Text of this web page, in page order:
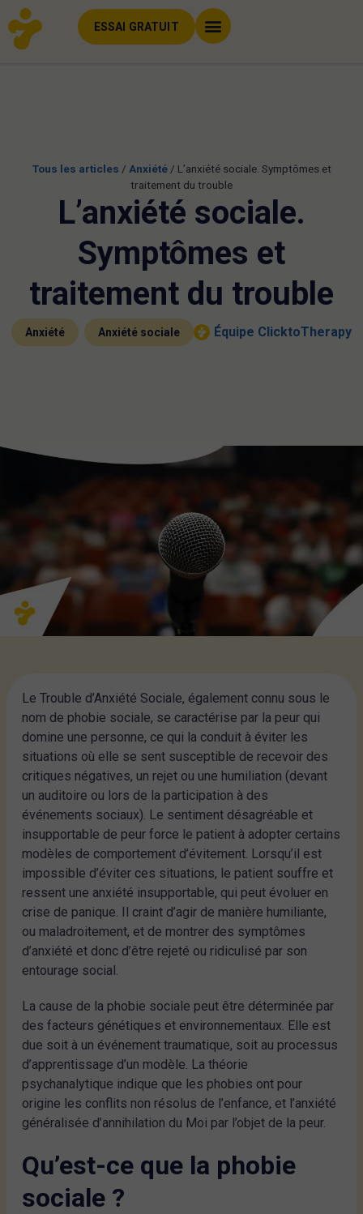
ESSAI GRATUIT
Tous les articles / Anxiété/ L’anxiété sociale. Symptômes et
traitement du trouble
L’anxiété sociale.
Symptômes et
traitement du trouble
Anxiété Anxiété sociale Équipe ClicktoTherapy
Le Trouble d’Anxiété Sociale, également connu sous le
nom de phobie sociale, se caractérise par la peur qui
domine une personne, ce qui la conduit à éviter les
situations où elle se sent susceptible de recevoir des
critiques négatives, un rejet ou une humiliation (devant
un auditoire ou lors de la participation à des
événements sociaux). Le sentiment désagréable et
insupportable de peur force le patient à adopter certains
modèles de comportement d’évitement. Lorsqu’il est
impossible d’éviter ces situations, le patient souffre et
ressent une anxiété insupportable, qui peut évoluer en
crise de panique. Il craint d’agir de manière humiliante,
ou maladroitement, et de montrer des symptômes
d’anxiété et donc d’être rejeté ou ridiculisé par son
entourage social.
La cause de la phobie sociale peut être déterminée par
des facteurs génétiques et environnementaux. Elle est
due soit à un événement traumatique, soit au processus
d’apprentissage d’un modèle. La théorie
psychanalytique indique que les phobies ont pour
origine les conflits non résolus de l’enfance, et l’anxiété
généralisée d’annihilation du Moi par l’objet de la peur.
Qu’est-ce que la phobie
sociale ?